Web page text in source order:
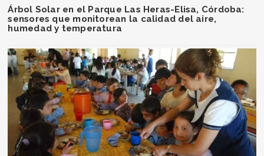
Árbol Solar en el Parque Las Heras-Elisa, Córdoba:
sensores que monitorean la calidad del aire,
humedad y temperatura